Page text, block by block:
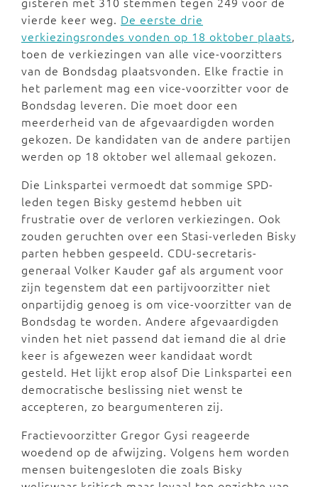
vierde keer weg. De eerste drie
verkiezingsrondes vonden op 18 oktober plaats,
toen de verkiezingen van alle vice-voorzitters
van de Bondsdag plaatsvonden. Elke fractie in
het parlement mag een vice-voorzitter voor de
Bondsdag leveren. Die moet door een
meerderheid van de afgevaardigden worden
gekozen. De kandidaten van de andere partijen
werden op 18 oktober wel allemaal gekozen.
Die Linkspartei vermoedt dat sommige SPD-
leden tegen Bisky gestemd hebben uit
frustratie over de verloren verkiezingen. Ook
zouden geruchten over een Stasi-verleden Bisky
parten hebben gespeeld. CDU-secretaris-
generaal Volker Kauder gaf als argument voor
zijn tegenstem dat een partijvoorzitter niet
onpartijdig genoeg is om vice-voorzitter van de
Bondsdag te worden. Andere afgevaardigden
vinden het niet passend dat iemand die al drie
keer is afgewezen weer kandidaat wordt
gesteld. Het lijkt erop alsof Die Linkspartei een
democratische beslissing niet wenst te
accepteren, zo beargumenteren zij.
Fractievoorzitter Gregor Gysi reageerde
woedend op de afwijzing. Volgens hem worden
mensen buitengesloten die zoals Bisky